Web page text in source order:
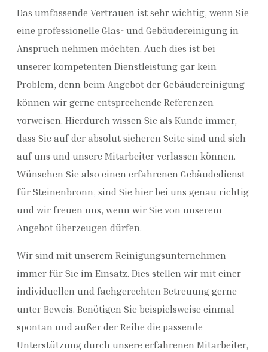
Das umfassende Vertrauen ist sehr wichtig, wenn Sie
eine professionelle Glas- und Gebäudereinigung in
Anspruch nehmen möchten. Auch dies ist bei
unserer kompetenten Dienstleistung gar kein
Problem, denn beim Angebot der Gebäudereinigung
können wir gerne entsprechende Referenzen
vorweisen. Hierdurch wissen Sie als Kunde immer,
dass Sie auf der absolut sicheren Seite sind und sich
auf uns und unsere Mitarbeiter verlassen können.
Wünschen Sie also einen erfahrenen Gebäudedienst
für Steinenbronn, sind Sie hier bei uns genau richtig
und wir freuen uns, wenn wir Sie von unserem
Angebot überzeugen dürfen.
Wir sind mit unserem Reinigungsunternehmen
immer für Sie im Einsatz. Dies stellen wir mit einer
individuellen und fachgerechten Betreuung gerne
unter Beweis. Benötigen Sie beispielsweise einmal
spontan und außer der Reihe die passende
Unterstützung durch unsere erfahrenen Mitarbeiter,